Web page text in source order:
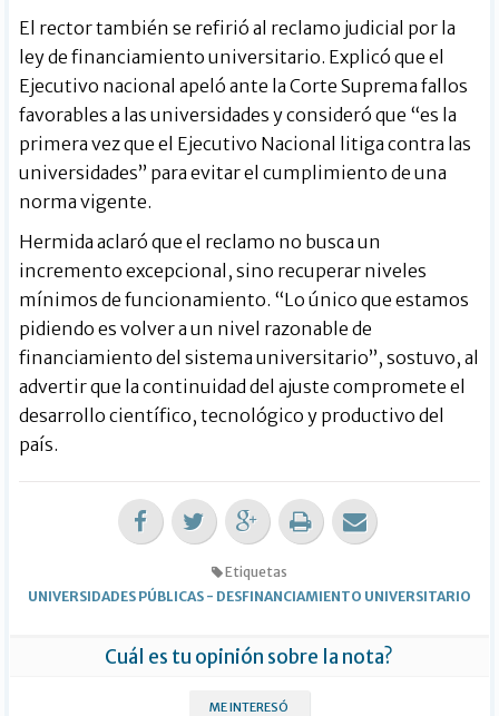
El rector también se refirió al reclamo judicial por la
ley de financiamiento universitario. Explicó que el
Ejecutivo nacional apeló ante la Corte Suprema fallos
favorables a las universidades y consideró que “es la
primera vez que el Ejecutivo Nacional litiga contra las
universidades” para evitar el cumplimiento de una
norma vigente.
Hermida aclaró que el reclamo no busca un
incremento excepcional, sino recuperar niveles
mínimos de funcionamiento. “Lo único que estamos
pidiendo es volver a un nivel razonable de
financiamiento del sistema universitario”, sostuvo, al
advertir que la continuidad del ajuste compromete el
desarrollo científico, tecnológico y productivo del
país.
Etiquetas
UNIVERSIDADES PÚBLICAS- DESFINANCIAMIENTO UNIVERSITARIO
Cuál es tu opinión sobre la nota?
ME INTERESÓ